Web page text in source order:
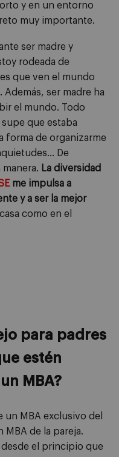
y en un entorno
muy importante.
ser madre y
rodeada de
que ven el mundo
ser madre ha
el mundo. Todo
que estaba
forma de organizarme
De
La diversidad
me impulsa a
y a ser la mejor
como en el
para padres
estén
MBA?
un MBA exclusivo del
MBA de la pareja.
el principio que